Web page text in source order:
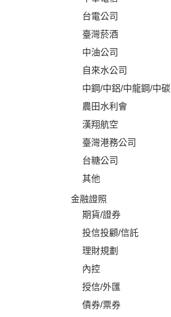
台電公司
臺灣菸酒
中油公司
自來水公司
中鋼/中鋁/中龍鋼/中碳
農田水利會
漢翔航空
臺灣港務公司
台糖公司
其他
金融證照
期貨/證券
投信投顧/信託
理財規劃
內控
授信/外匯
債券/票券